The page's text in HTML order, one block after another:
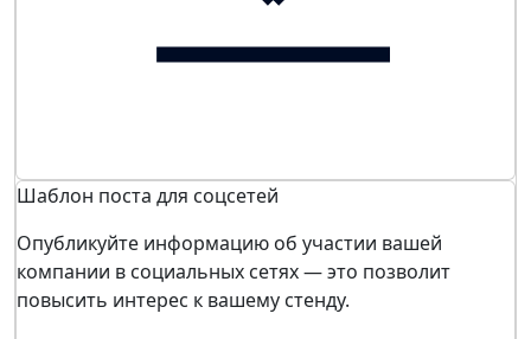
Шаблон поста для соцсетей
Опубликуйте информацию об участии вашей
компании в социальных сетях — это позволит
повысить интерес к вашему стенду.